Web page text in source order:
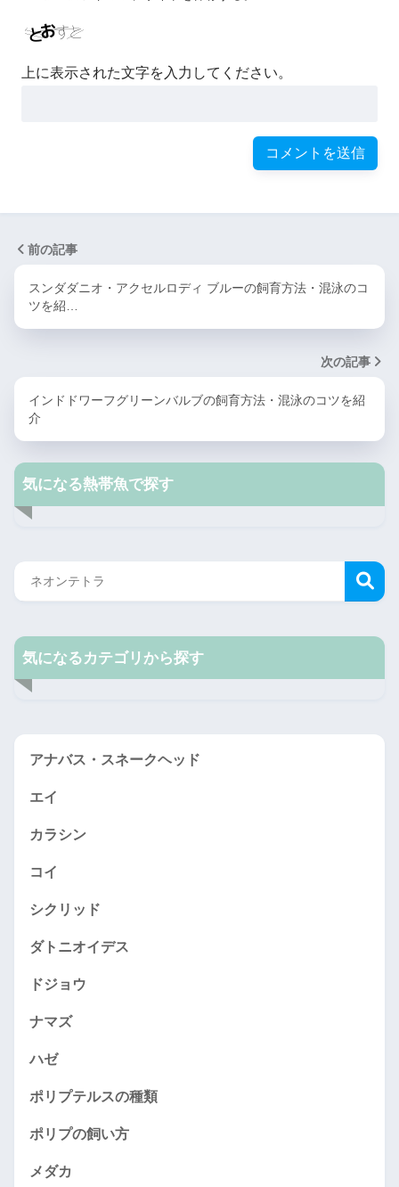
上に表示された文字を入力してください。
前の記事
スンダダニオ・アクセルロディ ブルーの飼育方法・混泳のコ
ツを紹…
次の記事
インドドワーフグリーンバルブの飼育方法・混泳のコツを紹
介
気になる熱帯魚で探す
気になるカテゴリから探す
アナバス・スネークヘッド
エイ
カラシン
コイ
シクリッド
ダトニオイデス
ドジョウ
ナマズ
ハゼ
ポリプテルスの種類
ポリプの飼い方
メダカ